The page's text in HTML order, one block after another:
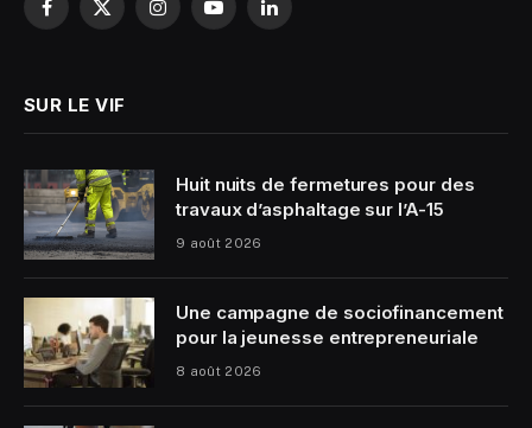
Facebook
X
InstagramYouTubeLinkedIn
SUR LE VIF
Huit nuits de fermetures pour des
travaux d’asphaltage sur l’A-15
9 août 2026
Une campagne de sociofinancement
pour la jeunesse entrepreneuriale
8 août 2026